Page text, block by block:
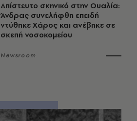
Απίστευτο σκηνικό στην Ουαλία:
Άνδρας συνελήφθη επειδή
ντύθηκε Χάρος και ανέβηκε σε
σκεπή νοσοκομείου
Newsroom